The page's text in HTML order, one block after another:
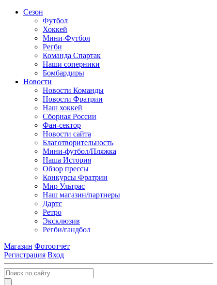
Сезон
Футбол
Хоккей
Мини-Футбол
Регби
Команда Спартак
Наши соперники
Бомбардиры
Новости
Новости Команды
Новости Фратрии
Наш хоккей
Сборная России
Фан-cектор
Новости сайта
Благотворительность
Мини-футбол/Пляжка
Наша История
Обзор прессы
Конкурсы Фратрии
Мир Ультрас
Наш магазин/партнеры
Дартс
Ретро
Эксклюзив
Регби/гандбол
Магазин Фотоотчет
Регистрация Вход